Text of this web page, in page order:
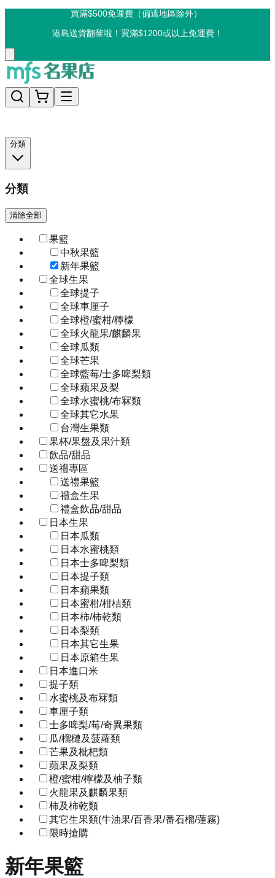
買滿$500免運費（偏遠地區除外）
港島送貨翻黎啦！買滿$1200或以上免運費！
分類
分類
清除全部
果籃
中秋果籃
新年果籃
全球生果
全球提子
全球車厘子
全球橙/蜜柑/檸檬
全球火龍果/麒麟果
全球瓜類
全球芒果
全球藍莓/士多啤梨類
全球蘋果及梨
全球水蜜桃/布冧類
全球其它水果
台灣生果類
果杯/果盤及果汁類
飲品/甜品
送禮專區
送禮果籃
禮盒生果
禮盒飲品/甜品
日本生果
日本瓜類
日本水蜜桃類
日本士多啤梨類
日本提子類
日本蘋果類
日本蜜柑/柑桔類
日本柿/柿乾類
日本梨類
日本其它生果
日本原箱生果
日本進口米
提子類
水蜜桃及布冧類
車厘子類
士多啤梨/莓/奇異果類
瓜/榴槤及菠蘿類
芒果及枇杷類
蘋果及梨類
橙/蜜柑/檸檬及柚子類
火龍果及麒麟果類
柿及柿乾類
其它生果類(牛油果/百香果/番石榴/蓮霧)
限時搶購
新年果籃